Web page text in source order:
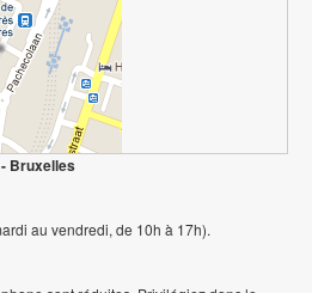
Bruxelles
au vendredi, de 10h à 17h).